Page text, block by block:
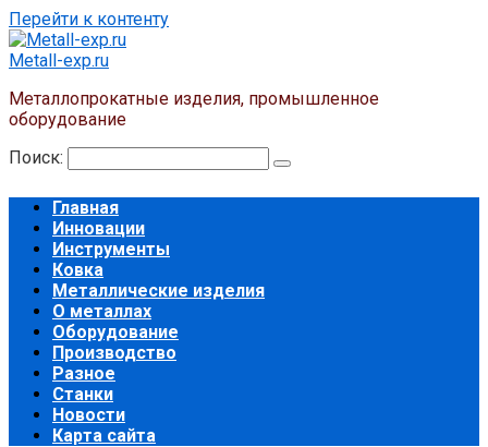
Перейти к контенту
Metall-exp.ru
Металлопрокатные изделия, промышленное
оборудование
Поиск:
Главная
Инновации
Инструменты
Ковка
Металлические изделия
О металлах
Оборудование
Производство
Разное
Станки
Новости
Карта сайта